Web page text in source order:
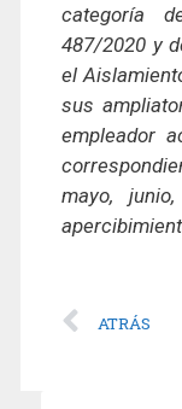
categoría
487/2020 y
el
sus
empleador
mayo,
ATRÁS